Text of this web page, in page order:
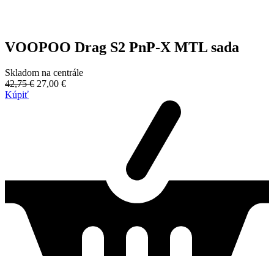
VOOPOO Drag S2 PnP-X MTL sada
Skladom na centrále
42,75 € 27,00 €
Kúpiť